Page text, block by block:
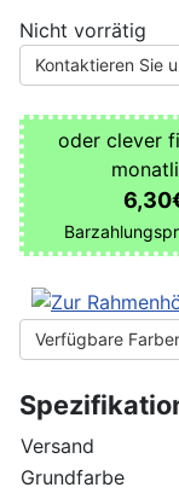
Nicht vorrätig
Kontaktieren Sie
oder clever
Verfügbare
Versand
Grundfarbe